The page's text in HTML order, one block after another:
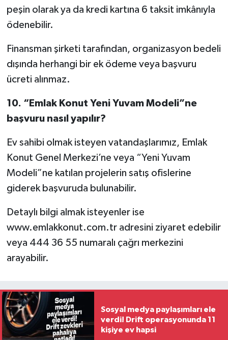
peşin olarak ya da kredi kartına 6 taksit imkânıyla
ödenebilir.
Finansman şirketi tarafından, organizasyon bedeli
dışında herhangi bir ek ödeme veya başvuru
ücreti alınmaz.
10. “Emlak Konut Yeni Yuvam Modeli”ne
başvuru nasıl yapılır?
Ev sahibi olmak isteyen vatandaşlarımız, Emlak
Konut Genel Merkezi’ne veya “Yeni Yuvam
Modeli”ne katılan projelerin satış ofislerine
giderek başvuruda bulunabilir.
Detaylı bilgi almak isteyenler ise
www.emlakkonut.com.tr adresini ziyaret edebilir
veya 444 36 55 numaralı çağrı merkezini
arayabilir.
Sosyal medya paylaşımları ele
verdi! Drift operasyonunda 11
kişiye ev hapsi